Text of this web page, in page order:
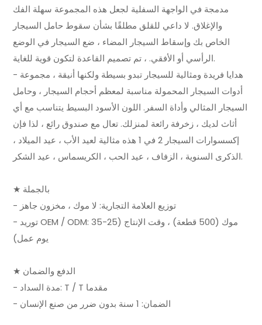
مدمجة في الواجهة السفلية لجعل هذه المجموعة سهلة الفك
والإغلاق. لا داعي للقلق مطلقًا بشأن سقوط حامل السيجار
الخاص بك وإسقاط السيجار المضاء ، ضع السيجار في الوضع
الرأسي أو الأفقي. ، تم تصميم القاعدة لتكون قوية للغاية.
- هدايا فريدة ومثالية للسيجار تبدو بسيطة ولكنها أنيقة ، مجموعة
أدوات السيجار المحمولة مناسبة لمعظم أحجام السيجار ، وحامل
السيجار المثالي وأداة السفر. اللون الأسود البسيط يتناسب مع أي
أثاث لديك ، زخرفة رائعة لمنزلك. تعال مع صندوق رائع ، لذا فإن
إكسسوارات السيجار 2 في 1 هذه مثالية لعيد الأب ، عيد الميلاد ،
الذكرى السنوية ، الزفاف ، عيد الحب ، الكريسماس ، عيد الشكر.
★ بالجملة
- توزيع العلامة التجارية: لا موك ، مخزون جاهز
- توريد OEM / ODM: موك (500 قطعة) ، وقت الإنتاج (25-35
يوم عمل)
★ الدفع والضمان
- مدة السداد: T / T مقدما
- الضمان: 1 سنة بدون ضرر من صنع الإنسان